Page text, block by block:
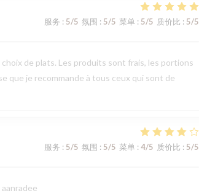
服务 : 5/5 氛围 : 5/5 菜单: 5/5 质价比 : 5/5
de plats. Les produits sont frais, les portions
que je recommande à tous ceux qui sont de
服务 : 5/5 氛围 : 5/5 菜单: 4/5 质价比 : 5/5